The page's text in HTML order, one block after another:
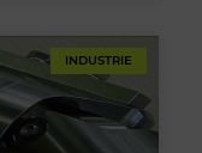
INDUSTRIE